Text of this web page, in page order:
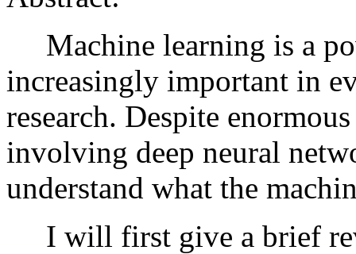
Machine learning is a
increasingly important in
research. Despite
involving deep neural
understand what the
I will first give a brief